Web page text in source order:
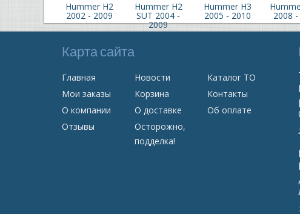
Hummer H2
2002 - 2009
Hummer H2
SUT 2004 -
2009
Hummer H3
2005 - 2010 2008
Карта сайта
Главная Новости
Каталог ТО
Мои заказы
Корзина
Контакты
О компании
О доставке
Об оплате
Отзывы
Осторожно,
подделка!